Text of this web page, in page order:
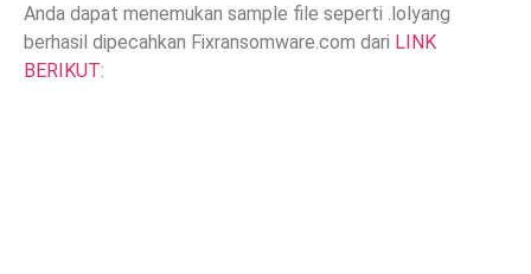
Anda dapat menemukan sample file seperti .lolyang
berhasil dipecahkan Fixransomware.com dari LINK
BERIKUT: